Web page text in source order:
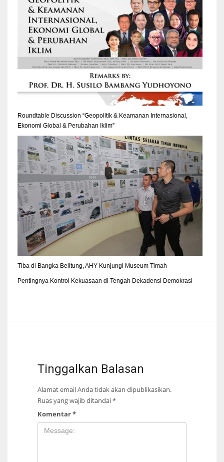
Roundtable Discussion “Geopolitik & Keamanan Internasional,
Ekonomi Global & Perubahan Iklim”
Tiba di Bangka Belitung, AHY Kunjungi Museum Timah
Pentingnya Kontrol Kekuasaan di Tengah Dekadensi Demokrasi
Tinggalkan Balasan
Alamat email Anda tidak akan dipublikasikan.
Ruas yang wajib ditandai*
Komentar*